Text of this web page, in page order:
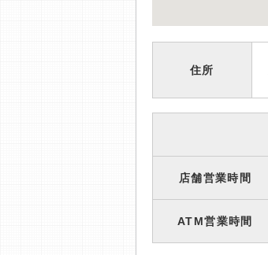
住所
店舗営業時間
ATM営業時間